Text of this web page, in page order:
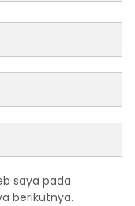
saya pada
berikutnya.